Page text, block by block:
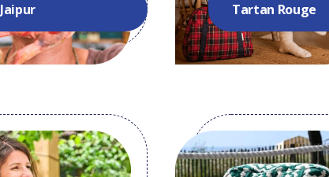
Jaipur Tartan Rouge